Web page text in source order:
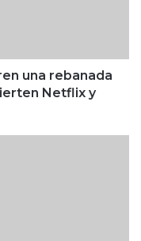
una rebanada
Netflix y